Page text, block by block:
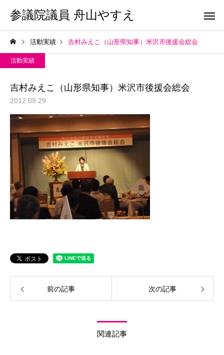
参議院議員 舟山やすえ
活動実績 吉村みえこ（山形県知事）米沢市後援会総会
活動実績
吉村みえこ（山形県知事）米沢市後援会総会
2012.09.29
前の記事 次の記事
関連記事